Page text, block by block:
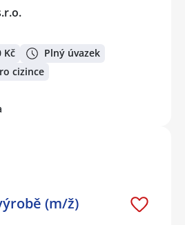
Kč
Plný úvazek
cizince
(m/ž)